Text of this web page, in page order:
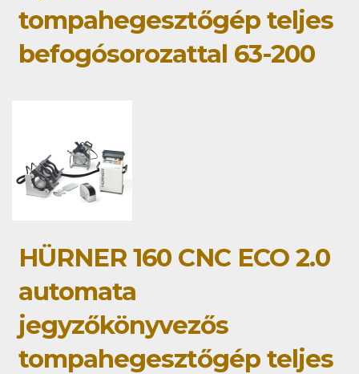
tompahegesztőgép teljes
befogósorozattal 63-200
HÜRNER 160 CNC ECO 2.0
automata
jegyzőkönyvezős
tompahegesztőgép teljes